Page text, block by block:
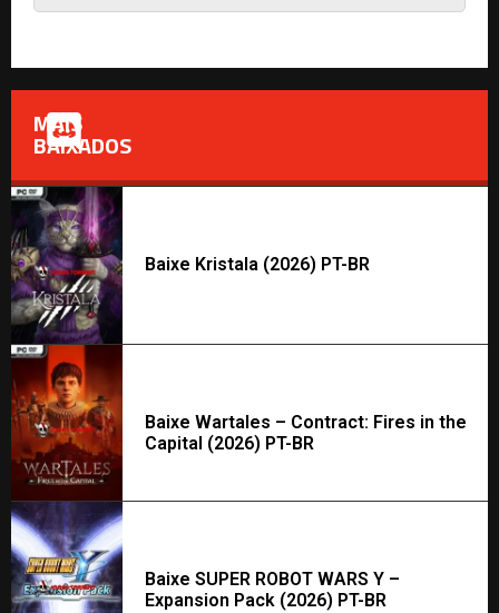
MAIS
BAIXADOS
Baixe Kristala (2026) PT-BR
Baixe Wartales – Contract: Fires in the
Capital (2026) PT-BR
Baixe SUPER ROBOT WARS Y –
Expansion Pack (2026) PT-BR